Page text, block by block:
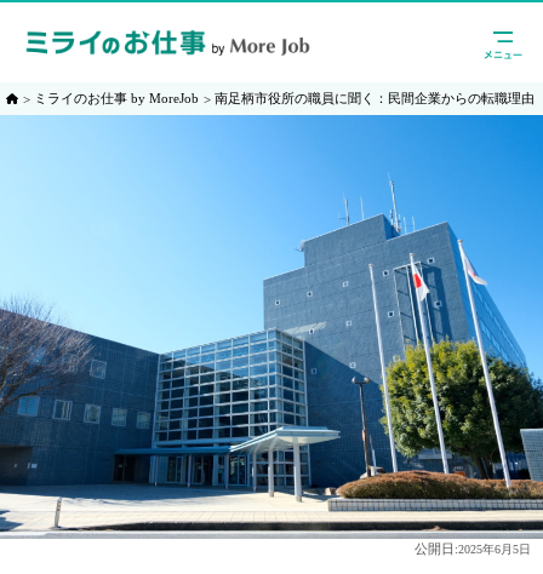
ミライのお仕事 by MoreJob 南足柄市役所の職員に聞く：民間企業からの転職理由
公開日:2025年6月5日